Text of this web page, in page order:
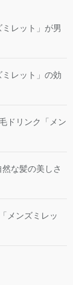
レット」が男
レット」の効
ドリンク「メン
な髪の美しさ
メンズミレッ